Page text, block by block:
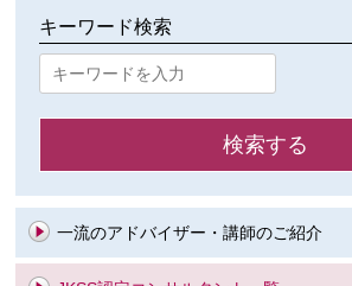
キーワード検索
一流のアドバイザー・講師のご紹介